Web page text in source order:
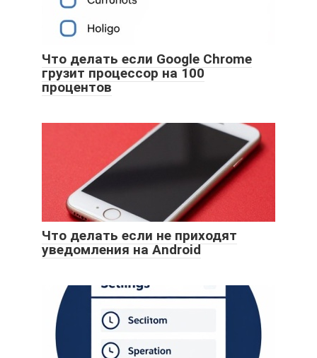
Что делать если Google Chrome
грузит процессор на 100
процентов
Что делать если не приходят
уведомления на Android